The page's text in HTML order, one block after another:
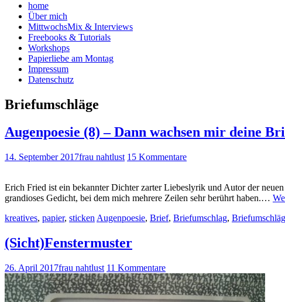
home
Über mich
MittwochsMix & Interviews
Freebooks & Tutorials
Workshops
Papierliebe am Montag
Impressum
Datenschutz
Briefumschläge
Augenpoesie (8) – Dann wachsen mir deine
14. September 2017frau nahtlust 15 Kommentare
Erich Fried ist ein bekannter Dichter zarter Liebeslyrik und Autor der
grandioses Gedicht, bei dem mich mehrere Zeilen sehr berührt haben.…
kreatives, papier, sticken Augenpoesie, Brief, Briefumschlag,
(Sicht)Fenstermuster
26. April 2017frau nahtlust 11 Kommentare